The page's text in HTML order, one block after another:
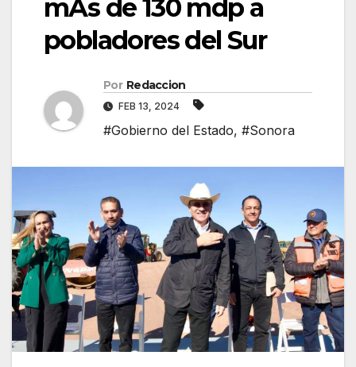
mÃs de 130 mdp a
pobladores del Sur
Por Redaccion
FEB 13, 2024
#Gobierno del Estado, #Sonora